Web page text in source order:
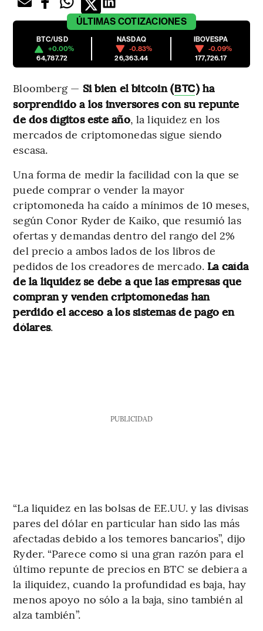
ÚLTIMAS COTIZACIONES
BTC/USD
+0.00%
64,787.72
NASDAQ
-0.83%
26,363.44
IBOVESPA
-0.09%
177,726.17
Bloomberg — Si bien el bitcoin (BTC) ha
sorprendido a los inversores con su repunte
de dos dígitos este año, la liquidez en los
mercados de criptomonedas sigue siendo
escasa.
Una forma de medir la facilidad con la que se
puede comprar o vender la mayor
criptomoneda ha caído a mínimos de 10 meses,
según Conor Ryder de Kaiko, que resumió las
ofertas y demandas dentro del rango del 2%
del precio a ambos lados de los libros de
pedidos de los creadores de mercado. La caída
de la liquidez se debe a que las empresas que
compran y venden criptomonedas han
perdido el acceso a los sistemas de pago en
dólares.
PUBLICIDAD
“La liquidez en las bolsas de EE.UU. y las divisas
pares del dólar en particular han sido las más
afectadas debido a los temores bancarios”, dijo
Ryder. “Parece como si una gran razón para el
último repunte de precios en BTC se debiera a
la iliquidez, cuando la profundidad es baja, hay
menos apoyo no sólo a la baja, sino también al
alza también”.